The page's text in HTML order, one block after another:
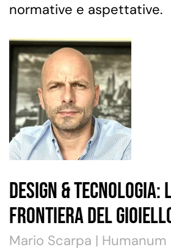
normative e aspettative.
Design & Tecnologia:
Frontiera del
Mario Scarpa | Humanum